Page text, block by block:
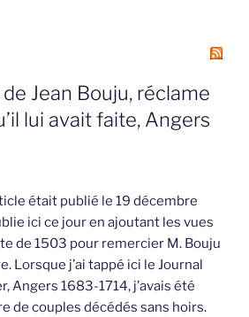
Jean Bouju, réclame
lui avait faite, Angers
était publié le 19 décembre
ici ce jour en ajoutant les vues
de 1503 pour remercier M. Bouju
Lorsque j’ai tappé ici le Journal
Angers 1683-1714, j’avais été
de couples décédés sans hoirs.